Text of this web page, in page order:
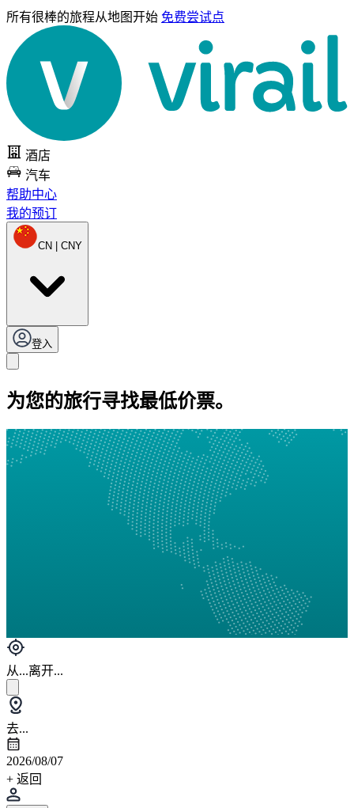
所有很棒的旅程从地图开始 免费尝试点
酒店
汽车
帮助中心
我的预订
CN | CNY
登入
为您的旅行寻找最低价票。
从...离开...
去...
2026/08/07
+ 返回